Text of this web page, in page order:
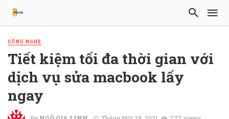
CÔNG NGHỆ
Tiết kiệm tối đa thời gian với
dịch vụ sửa macbook lấy
ngay